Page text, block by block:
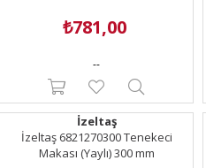
₺781,00
--
İzeltaş
İzeltaş 6821270300 Tenekeci
Makası (Yaylı) 300 mm